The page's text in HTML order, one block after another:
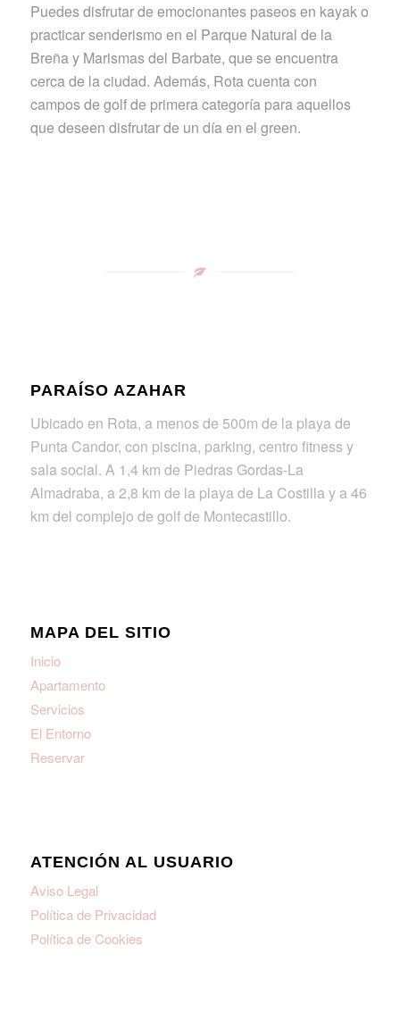
Puedes disfrutar de emocionantes paseos en kayak o
practicar senderismo en el Parque Natural de la
Breña y Marismas del Barbate, que se encuentra
cerca de la ciudad. Además, Rota cuenta con
campos de golf de primera categoría para aquellos
que deseen disfrutar de un día en el green.
PARAÍSO AZAHAR
Ubicado en Rota, a menos de 500m de la playa de
Punta Candor, con piscina, parking, centro fitness y
sala social. A 1,4 km de Piedras Gordas-La
Almadraba, a 2,8 km de la playa de La Costilla y a 46
km del complejo de golf de Montecastillo.
MAPA DEL SITIO
Inicio
Apartamento
Servicios
El Entorno
Reservar
ATENCIÓN AL USUARIO
Aviso Legal
Política de Privacidad
Política de Cookies